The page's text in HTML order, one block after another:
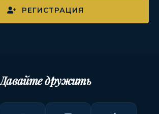
РЕГИСТРАЦИЯ
дружить